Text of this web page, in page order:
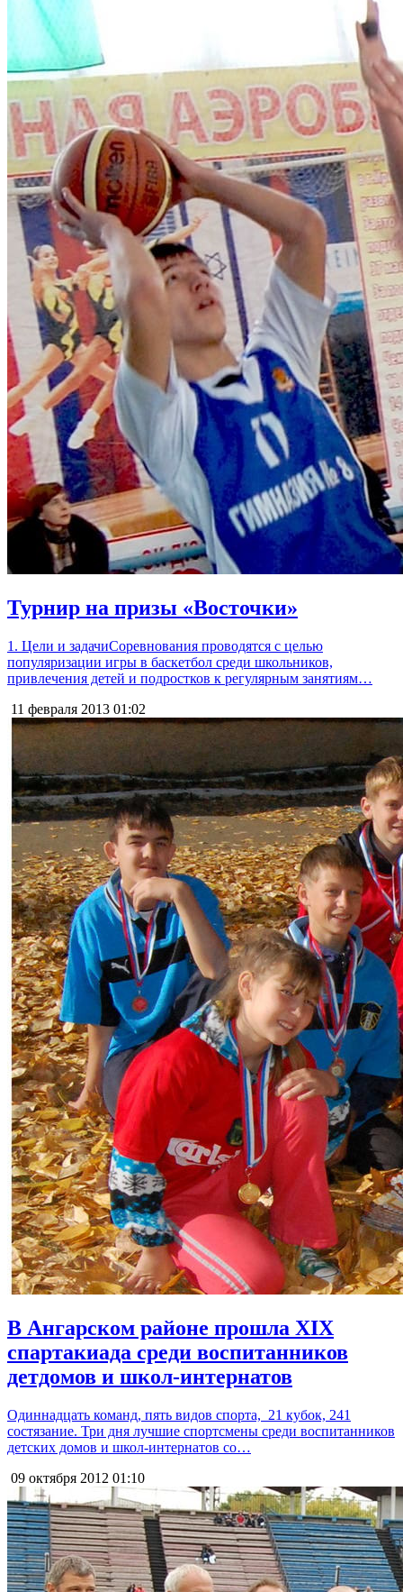
Турнир на призы «Восточки»
1. Цели и задачиСоревнования проводятся с целью
популяризации игры в баскетбол среди школьников,
привлечения детей и подростков к регулярным занятиям…
11 февраля 2013 01:02
В Ангарском районе прошла XIX
спартакиада среди воспитанников
детдомов и школ-интернатов
Одиннадцать команд, пять видов спорта, 21 кубок, 241
состязание. Три дня лучшие спортсмены среди воспитанников
детских домов и школ-интернатов со…
09 октября 2012 01:10